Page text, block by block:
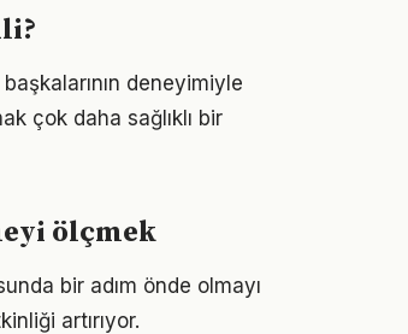
deneyimiyle
çok daha sağlıklı bir
ölçmek
bir adım önde olmayı
artırıyor.